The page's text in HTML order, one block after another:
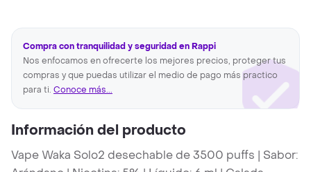
Compra con tranquilidad y seguridad en Rappi
Nos enfocamos en ofrecerte los mejores precios, proteger tus
compras y que puedas utilizar el medio de pago más practico
para ti. Conoce más...
Información del producto
Vape Waka Solo2 desechable de 3500 puffs | Sabor: